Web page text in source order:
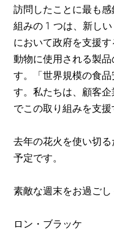
訪問したことに最も感
組みの 1 つは、新し
において政府を支援す
動物に使用される製
す。「世界規模の食
す。私たちは、顧客
でこの取り組みを支援
去年の花火を使い切
予定です。
素敵な週末をお過ごし
ロン・ブラッケ